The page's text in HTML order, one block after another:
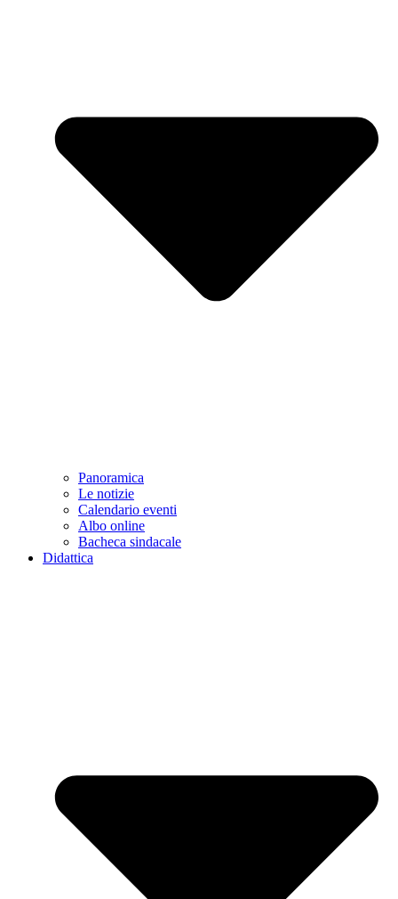
Panoramica
Le notizie
Calendario eventi
Albo online
Bacheca sindacale
Didattica